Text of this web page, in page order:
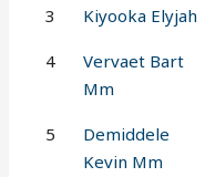
3 Kiyooka Elyjah
4
Vervaet Bart
Mm
5
Demiddele
Kevin Mm